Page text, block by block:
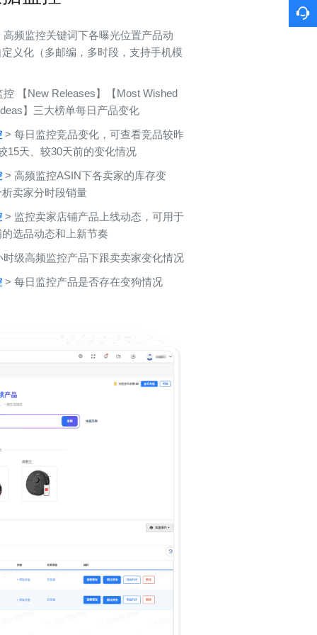
频监控关键词下各曝光位置产品动
义化（多邮编，多时段，支持手机模
【New Releases】【Most Wished
】三大榜单每日产品变化
> 每日监控竞品变化，可查看竞品较昨
15天、较30天前的变化情况
> 高频监控ASIN下各卖家的库存变
卖家分时段销量
> 监控卖家店铺产品上线动态，可用于
选品动态和上新节奏
级高频监控产品下跟卖卖家变化情况
> 每日监控产品是否存在变狗情况